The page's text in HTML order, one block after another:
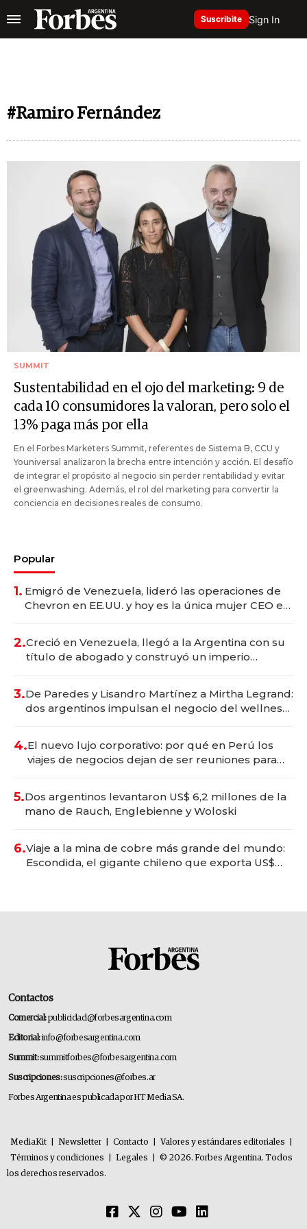
Suscribite Sign In
#Ramiro Fernández
SUMMIT
Sustentabilidad en el ojo del marketing: 9 de
cada 10 consumidores la valoran, pero solo el
13% paga más por ella
En el Forbes Marketers Summit, referentes de Sistema B, CCU y
Youniversal analizaron la brecha entre intención y acción. El desafío
de integrar el propósito al negocio sin perder rentabilidad y evitar
el greenwashing. Además, el rol del marketing para convertir la
conciencia en decisiones reales de consumo.
Popular
1. Emigró de Venezuela, lideró las operaciones de
Chevron en EE.UU. y hoy es la única mujer CEO en
2.Creció en Venezuela, llegó a la Argentina con su
título de abogado y construyó un imperio
3.De Paredes y Lisandro Martínez a Mirtha Legrand:
dos argentinos impulsan el negocio del wellness
4.El nuevo lujo corporativo: por qué en Perú los
viajes de negocios dejan de ser reuniones para
5.Dos argentinos levantaron US$ 6,2 millones de la
mano de Rauch, Englebienne y Woloski
6.Viaje a la mina de cobre más grande del mundo:
Escondida, el gigante chileno que exporta US$
Contactos
Comercial:publicidad@forbesargentina.com
Editorial:info@forbesargentina.com
Summit:summitforbes@forbesargentina.com
Suscripciones:suscripciones@forbes.ar
Forbes Argentina es publicada por HT Media SA.
MediaKit Newsletter Contacto Valores y estándares editoriales
Términos y condiciones
Legales
© 2026. Forbes Argentina. Todos
los derechos reservados.